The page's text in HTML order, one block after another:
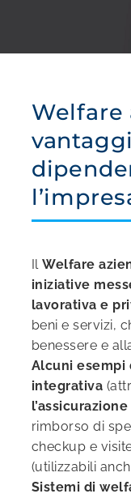
Welfare
IlWelfare
iniziative
lavorativa e
beni e servizi,
benessere e
Alcuni esempi
integrativa
rimborso di
checkup e
(utilizzabili
Sistemi di